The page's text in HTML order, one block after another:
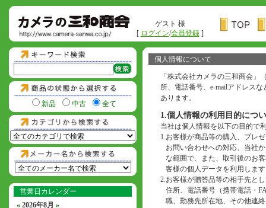
ゲスト 様
[ ログイン/会員登録]
新品 中古 全て
営業日カレンダー
« 2026年8月 »
個人情報について
「株式会社カメラの三和商会
所、電話番号、e-mailアドレス
あります。
1.個人情報の利用目的につ
当社は個人情報を以下の目的で
1.お客様が商品等の購入、プレ
お問い合わせへの対応、当社
な範囲で、また、取引後のお
客様の個人データを利用しま
2.お客様が贈答品等の相手先と
住所、電話番号（携帯電話・
職、勤務先所在地、その他連